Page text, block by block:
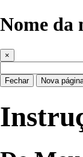
Nome da
×
Fechar Nova